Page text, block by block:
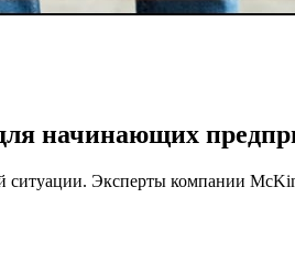
начинающих
Эксперты компании